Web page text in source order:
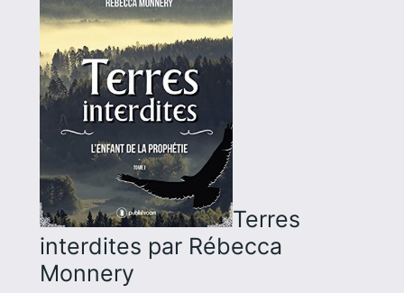
Terres
interdites par Rébecca
Monnery